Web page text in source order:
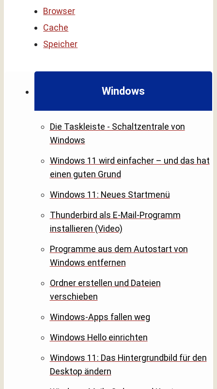
Windows
Die Taskleiste - Schaltzentrale von
Windows
Windows 11 wird einfacher – und das hat
einen guten Grund
Windows 11: Neues Startmenü
Thunderbird als E-Mail-Programm
installieren (Video)
Programme aus dem Autostart von
Windows entfernen
Ordner erstellen und Dateien
verschieben
Windows-Apps fallen weg
Windows Hello einrichten
Windows 11: Das Hintergrundbild für den
Desktop ändern
Browser
Cache
Speicher